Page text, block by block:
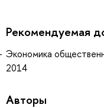
Рекомендуемая
Экономика
2014
Авторы